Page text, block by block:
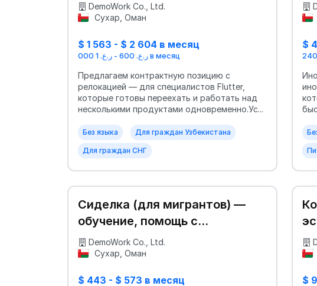
DemoWork Co., Ltd.
Сухар, Оман
$ 1 563 - $ 2 604 в месяц
ر.ع. 600 - ر.ع. 1 000 в месяц
Предлагаем контрактную позицию с
релокацией — для специалистов Flutter,
которые готовы переехать и работать над
несколькими продуктами одновременно.Ус...
Без языка Для граждан Узбекистана
Для граждан СНГ
$
Сиделка (для мигрантов) —
обучение, помощь с
документами
DemoWork Co., Ltd.
Сухар, Оман
$ 443 - $ 573 в месяц $